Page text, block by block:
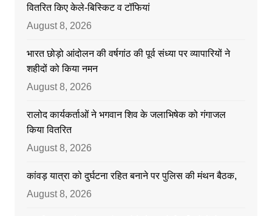
वितरित किए केले-बिस्किट व टॉफियां
August 8, 2026
भारत छोड़ो आंदोलन की वर्षगांठ की पूर्व संध्या पर व्यापारियों ने
शहीदों को किया नमन
August 8, 2026
रालोद कार्यकर्ताओं ने भगवान शिव के जलाभिषेक को गंगाजल
किया वितरित
August 8, 2026
कांवड़ यात्रा को दुर्घटना रहित बनाने पर पुलिस की मंथन बैठक,
August 8, 2026